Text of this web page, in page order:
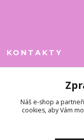
KONTAKTY
+420 731 390 323
Náš e-shop a
cookies, aby Vám